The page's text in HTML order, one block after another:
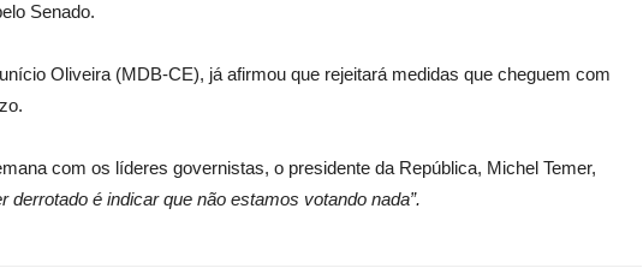
Senado.
Oliveira (MDB-CE), já afirmou que rejeitará medidas que cheguem com
com os líderes governistas, o presidente da República, Michel Temer,
derrotado é indicar que não estamos votando nada”.